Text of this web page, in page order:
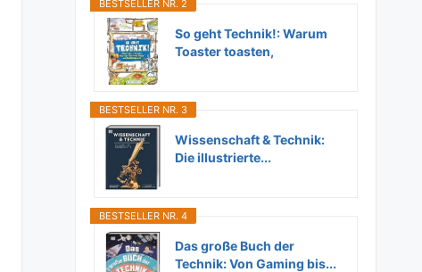
BESTSELLER NR. 2
So geht Technik!: Warum
Toaster toasten,
BESTSELLER NR. 3
Wissenschaft & Technik:
Die illustrierte...
BESTSELLER NR. 4
Das große Buch der
Technik: Von Gaming bis...